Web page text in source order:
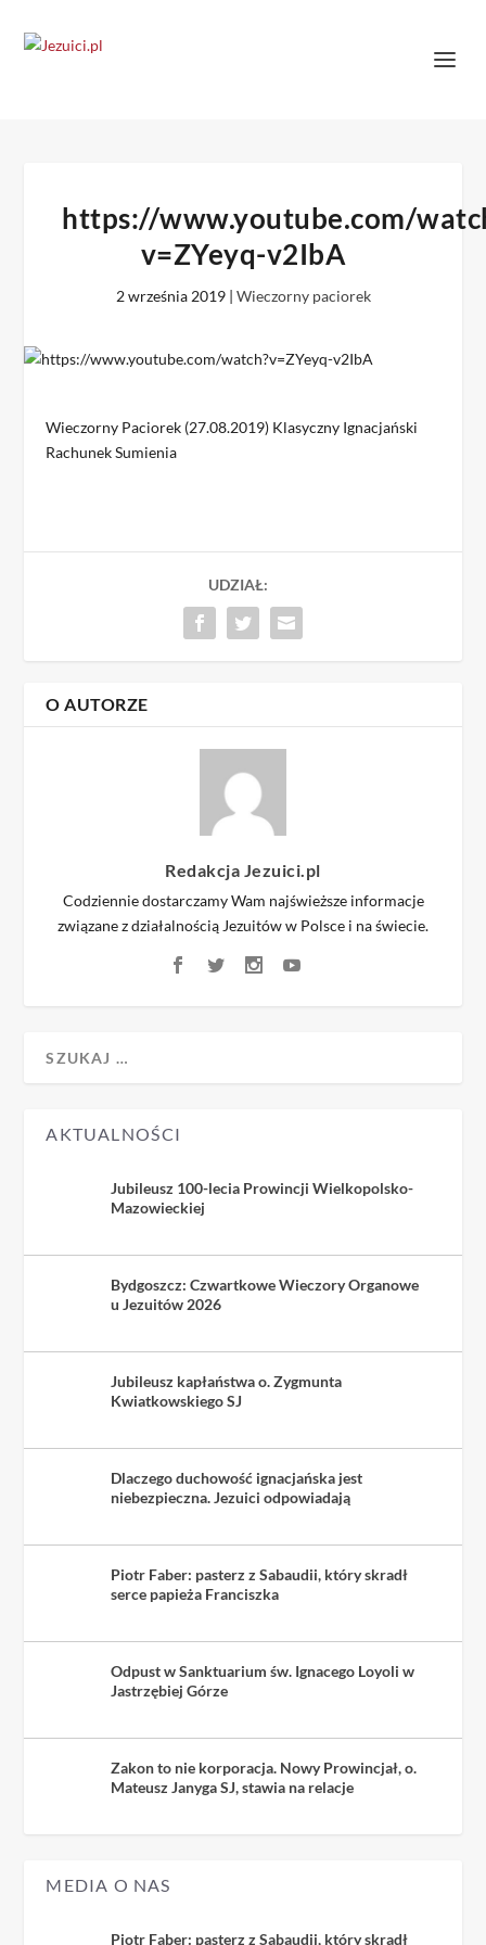
https://www.youtube.com/
v=ZYeyq-v2IbA
2 września 2019| Wieczorny paciorek
Wieczorny Paciorek (27.08.2019) Klasyczny Ignacjański
Rachunek Sumienia
UDZIAŁ:
O AUTORZE
Redakcja Jezuici.pl
Codziennie dostarczamy Wam najświeższe informacje
związane z działalnością Jezuitów w Polsce i na świecie.
AKTUALNOŚCI
Jubileusz 100-lecia Prowincji Wielkopolsko-
Mazowieckiej
Bydgoszcz: Czwartkowe Wieczory Organowe
u Jezuitów 2026
Jubileusz kapłaństwa o. Zygmunta
Kwiatkowskiego SJ
Dlaczego duchowość ignacjańska jest
niebezpieczna. Jezuici odpowiadają
Piotr Faber: pasterz z Sabaudii, który skradł
serce papieża Franciszka
Odpust w Sanktuarium św. Ignacego Loyoli w
Jastrzębiej Górze
Zakon to nie korporacja. Nowy Prowincjał, o.
Mateusz Janyga SJ, stawia na relacje
MEDIA O NAS
Piotr Faber: pasterz z Sabaudii, który skradł